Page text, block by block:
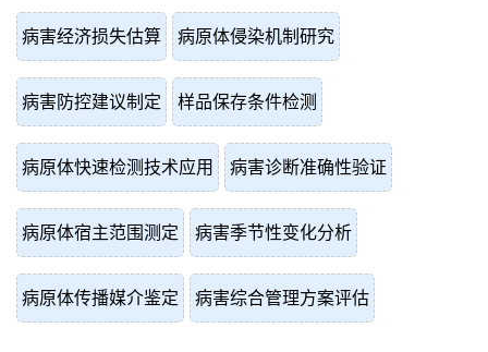
病害经济损失估算 病原体侵染机制研究
病害防控建议制定 样品保存条件检测
病原体快速检测技术应用 病害诊断准确性验证
病原体宿主范围测定 病害季节性变化分析
病原体传播媒介鉴定 病害综合管理方案评估